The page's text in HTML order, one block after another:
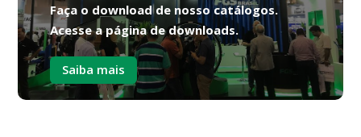
Faça o download de nosso catálogos.
Acesse a página de downloads.
Saiba mais